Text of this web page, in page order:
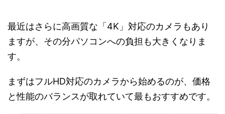
最近はさらに高画質な「4K」対応のカメラもあり
ますが、その分パソコンへの負担も大きくなりま
す。
まずはフルHD対応のカメラから始めるのが、価格
と性能のバランスが取れていて最もおすすめです。